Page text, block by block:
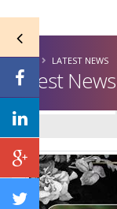
HOME LATEST NEWS
Latest News